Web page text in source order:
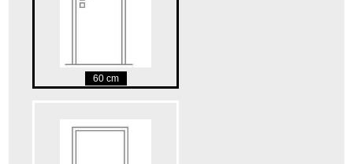
60 cm